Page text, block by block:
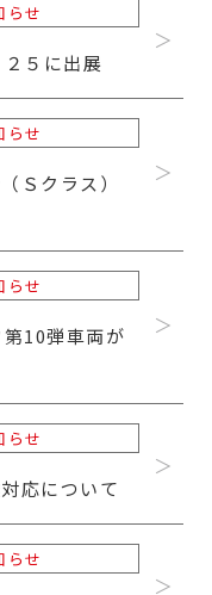
らせ
５に出展
らせ
Ｓクラス）
らせ
10弾車両が
らせ
応について
らせ